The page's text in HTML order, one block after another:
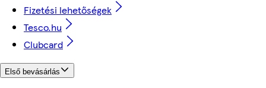
Fizetési lehetőségek
Tesco.hu
Clubcard
Első bevásárlás